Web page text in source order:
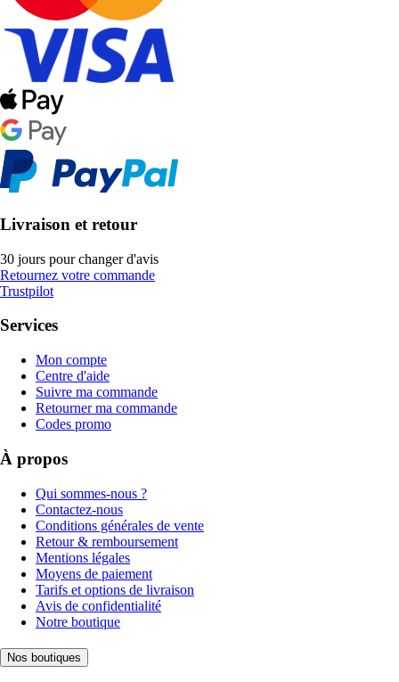
Livraison et retour
30 jours pour changer d'avis
Retournez votre commande
Trustpilot
Services
Mon compte
Centre d'aide
Suivre ma commande
Retourner ma commande
Codes promo
À propos
Qui sommes-nous ?
Contactez-nous
Conditions générales de vente
Retour & remboursement
Mentions légales
Moyens de paiement
Tarifs et options de livraison
Avis de confidentialité
Notre boutique
Nos boutiques